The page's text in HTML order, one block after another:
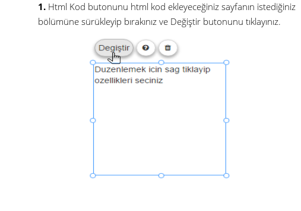
1. Html Kod butonunu html kod ekleyeceğiniz sayfanın istediğiniz
bölümüne sürükleyip bırakınız ve Değiştir butonunu tıklayınız.